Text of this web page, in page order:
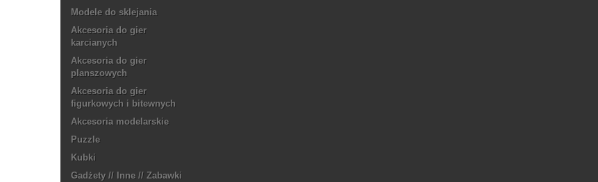
Modele do sklejania
Akcesoria do gier
karcianych
Akcesoria do gier
planszowych
Akcesoria do gier
figurkowych i bitewnych
Akcesoria modelarskie
Puzzle
Kubki
Gadżety // Inne // Zabawki